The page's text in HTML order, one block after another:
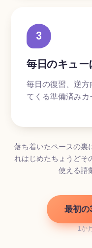
3
毎日のキュ
毎日の復習、逆
てくる準備済みカ
落ち着いたペースの裏
れはじめたちょうどそ
使える語
最初
1か